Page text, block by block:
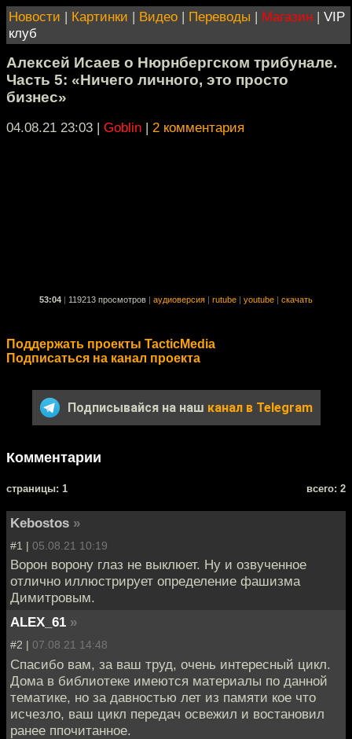
Новости | Картинки | Видео | Переводы | Магазин | VIP
клуб
Алексей Исаев о Нюрнбергском трибунале.
Часть 5: «Ничего личного, это просто
бизнес»
04.08.21 23:03 | Goblin | 2 комментария
53:04 119213 просмотров аудиоверсия rutube youtube скачать
Поддержать проекты TacticMedia
Подписаться на канал проекта
Подписывайся на наш канал в Telegram
Комментарии
cтраницы: 1 всего: 2
Kebostos »
#1 | 05.08.21 10:19
Ворон ворону глаз не выклюет. Ну и озвученное
отлично иллюстрирует определение фашизма
Димитровым.
ALEX_61 »
#2 | 07.08.21 14:48
Спасибо вам, за ваш труд, очень интересный цикл.
Дома в библиотеке имеются материалы по данной
тематике, но за давностью лет из памяти кое что
исчезло, ваш цикл передач освежил и востановил
ранее ппочитанное.